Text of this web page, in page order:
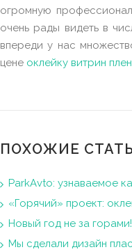
огромную
очень рады видеть в
впереди у нас
цене оклейку витрин
ПОХОЖИЕ
ParkAvto: узнаваемое
«Горячий» проект:
Новый год не за
Мы сделали дизайн